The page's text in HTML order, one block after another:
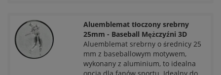
Aluemblemat tłoczony srebrny
25mm - Baseball Mężczyźni 3D
Aluemblemat srebrny o średnicy 25
mm z baseballowym motywem,
wykonany z aluminium, to idealna